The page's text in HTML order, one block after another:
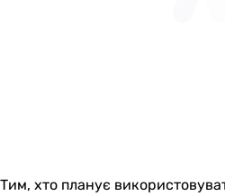
Тим, хто планує